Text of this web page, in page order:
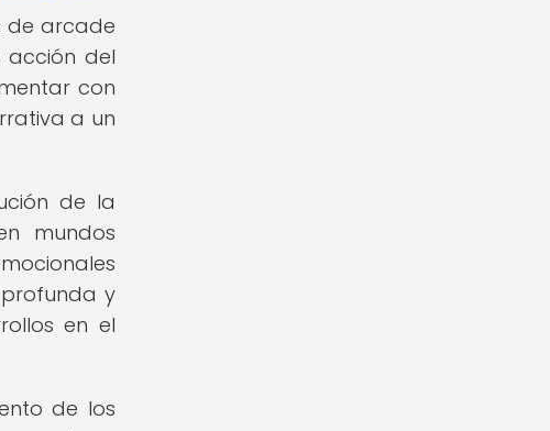
de arcade
del
con
a un
de la
mundos
y
en el
de los